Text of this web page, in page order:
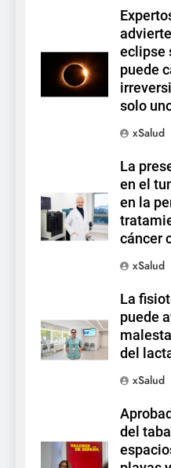
eclipse
puede
solo
xSalud
La
en el
en la
cáncer
xSalud
La
puede
del
xSalud
del